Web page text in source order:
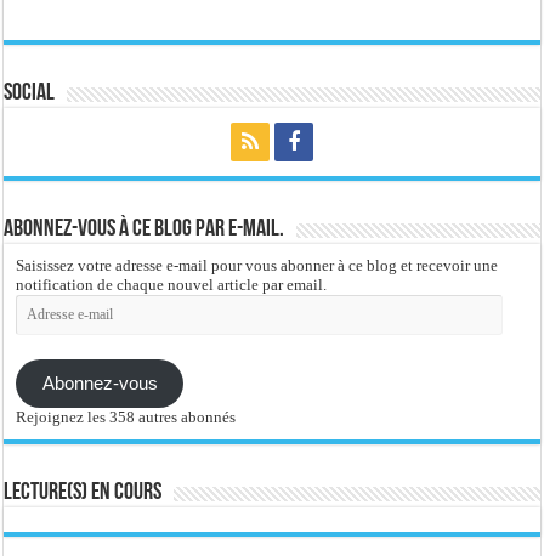
Social
Abonnez-vous à ce blog par e-mail.
Saisissez votre adresse e-mail pour vous abonner à ce blog et recevoir une
notification de chaque nouvel article par email.
Adresse
e-
Abonnez-vous
Rejoignez les 358 autres abonnés
Lecture(s) en cours